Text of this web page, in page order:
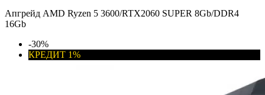
Апгрейд AMD Ryzen 5 3600/RTX2060 SUPER 8Gb/DDR4
16Gb
-30%
КРЕДИТ 1%